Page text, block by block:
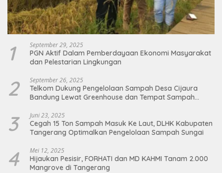
1 September 29, 2025
PGN Aktif Dalam Pemberdayaan Ekonomi Masyarakat
dan Pelestarian Lingkungan
2 September 26, 2025
Telkom Dukung Pengelolaan Sampah Desa Cijaura
Bandung Lewat Greenhouse dan Tempat Sampah
3 Juni 23, 2025
Cegah 15 Ton Sampah Masuk Ke Laut, DLHK Kabupaten
Tangerang Optimalkan Pengelolaan Sampah Sungai
4 Mei 12, 2025
Hijaukan Pesisir, FORHATI dan MD KAHMI Tanam 2.000
Mangrove di Tangerang